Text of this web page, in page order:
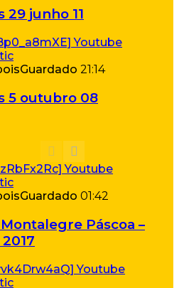
29 junho 11
Guardado 21:14
5 outubro 08
Guardado 01:42
Páscoa –